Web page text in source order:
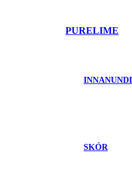
PURELIME
SKÓR